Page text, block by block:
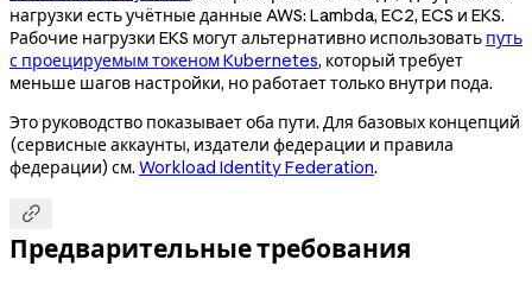
нагрузки есть учётные данные AWS: Lambda, EC2, ECS и EKS.
Рабочие нагрузки EKS могут альтернативно использовать путь
с проецируемым токеном Kubernetes, который требует
меньше шагов настройки, но работает только внутри пода.
Это руководство показывает оба пути. Для базовых концепций
(сервисные аккаунты, издатели федерации и правила
федерации) см. Workload Identity Federation.

Предварительные требования